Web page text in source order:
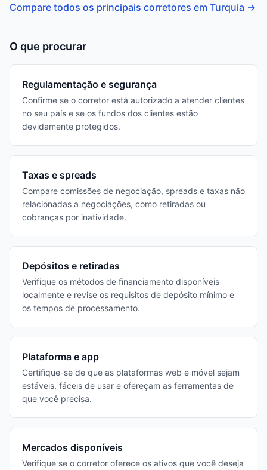
Compare todos os principais corretores em Turquia →
O que procurar
Regulamentação e segurança
Confirme se o corretor está autorizado a atender clientes
no seu país e se os fundos dos clientes estão
devidamente protegidos.
Taxas e spreads
Compare comissões de negociação, spreads e taxas não
relacionadas a negociações, como retiradas ou
cobranças por inatividade.
Depósitos e retiradas
Verifique os métodos de financiamento disponíveis
localmente e revise os requisitos de depósito mínimo e
os tempos de processamento.
Plataforma e app
Certifique-se de que as plataformas web e móvel sejam
estáveis, fáceis de usar e ofereçam as ferramentas de
que você precisa.
Mercados disponíveis
Verifique se o corretor oferece os ativos que você deseja